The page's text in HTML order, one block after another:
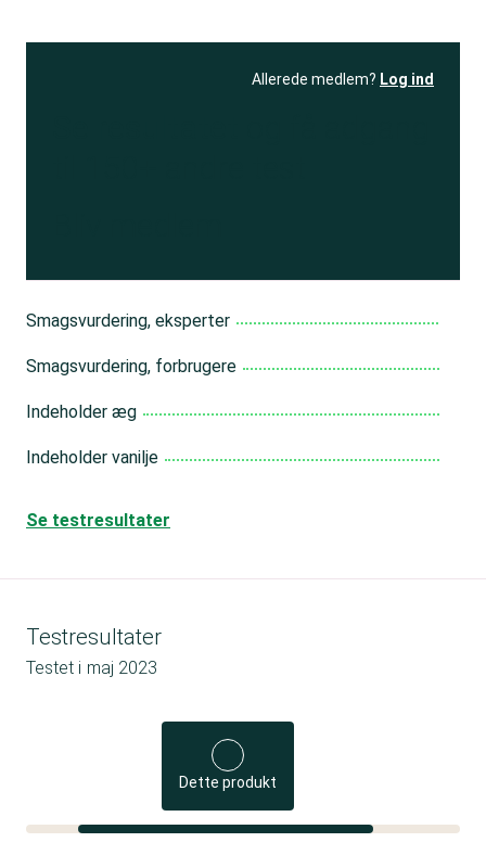
Allerede medlem? Log ind
Smagsvurdering, eksperter
Smagsvurdering, forbrugere
Indeholder æg
Indeholder vanilje
Se testresultater
Testresultater
Testet i maj 2023
Dette produkt